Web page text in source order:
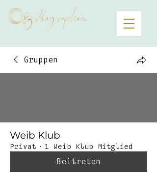
Gruppen
Weib Klub
Privat · 1 Weib Klub Mitglied
Beitreten